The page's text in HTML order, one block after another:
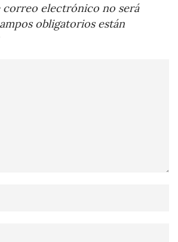
electrónico no será
obligatorios están